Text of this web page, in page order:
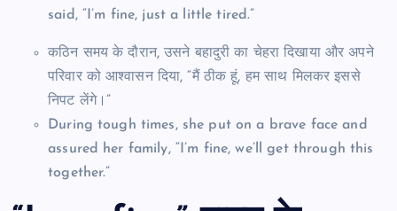
said, “I’m fine, just a little tired.”
कठिन समय के दौरान, उसने बहादुरी का चेहरा दिखाया और अपने
परिवार को आश्वासन दिया, “मैं ठीक हूं, हम साथ मिलकर इससे
निपट लेंगे।”
During tough times, she put on a brave face and
assured her family, “I’m fine, we’ll get through this
together.”